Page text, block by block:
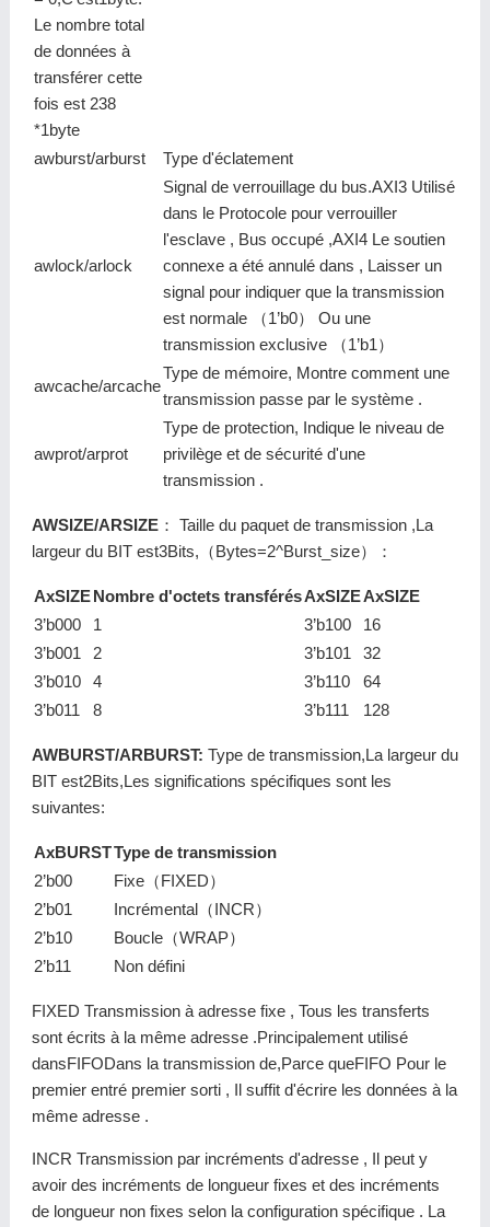
Le nombre total
de données à
transférer cette
fois est 238
*1byte
awburst/arburst
Type d'éclatement
awlock/arlock
Signal de verrouillage du bus.AXI3 Utilisé
dans le Protocole pour verrouiller
l'esclave , Bus occupé ,AXI4 Le soutien
connexe a été annulé dans , Laisser un
signal pour indiquer que la transmission
est normale （1’b0） Ou une
transmission exclusive （1’b1）
awcache/arcache
Type de mémoire, Montre comment une
transmission passe par le système .
awprot/arprot
Type de protection, Indique le niveau de
privilège et de sécurité d'une
transmission .
AWSIZE/ARSIZE： Taille du paquet de transmission ,La
largeur du BIT est3Bits,（Bytes=2^Burst_size）：
AxSIZENombre d'octets transférésAxSIZEAxSIZE
3’b000
1 3’b100
16
3’b001
2 3’b101
32
3’b010
4 3’b110
64
3’b011
8 3’b111 128
AWBURST/ARBURST: Type de transmission,La largeur du
BIT est2Bits,Les significations spécifiques sont les
suivantes:
AxBURSTType de transmission
2’b00
Fixe（FIXED）
2’b01
Incrémental（INCR）
2’b10
Boucle（WRAP）
2’b11
Non défini
FIXED Transmission à adresse fixe , Tous les transferts
sont écrits à la même adresse .Principalement utilisé
dansFIFODans la transmission de,Parce queFIFO Pour le
premier entré premier sorti , Il suffit d'écrire les données à la
même adresse .
INCR Transmission par incréments d'adresse , Il peut y
avoir des incréments de longueur fixes et des incréments
de longueur non fixes selon la configuration spécifique . La